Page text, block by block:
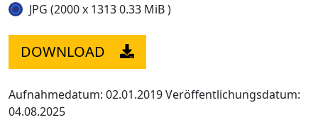
JPG (2000 x 1313 0.33 MiB )
DOWNLOAD
Aufnahmedatum: 02.01.2019Veröffentlichungsdatum:
04.08.2025